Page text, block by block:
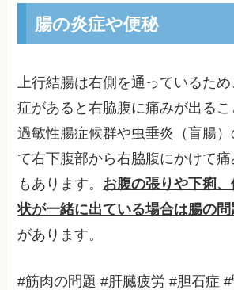
腸の炎症や便秘
上行結腸は右側を通っているた
症があると右脇腹に痛みが出るこ
過敏性腸症候群や虫垂炎（盲腸
て右下腹部から右脇腹にかけて痛
もあります。 お腹の張りや下痢
状が一緒に出ている場合は腸の
があります。
#筋肉の問題 #肝臓疲労 #胆石症